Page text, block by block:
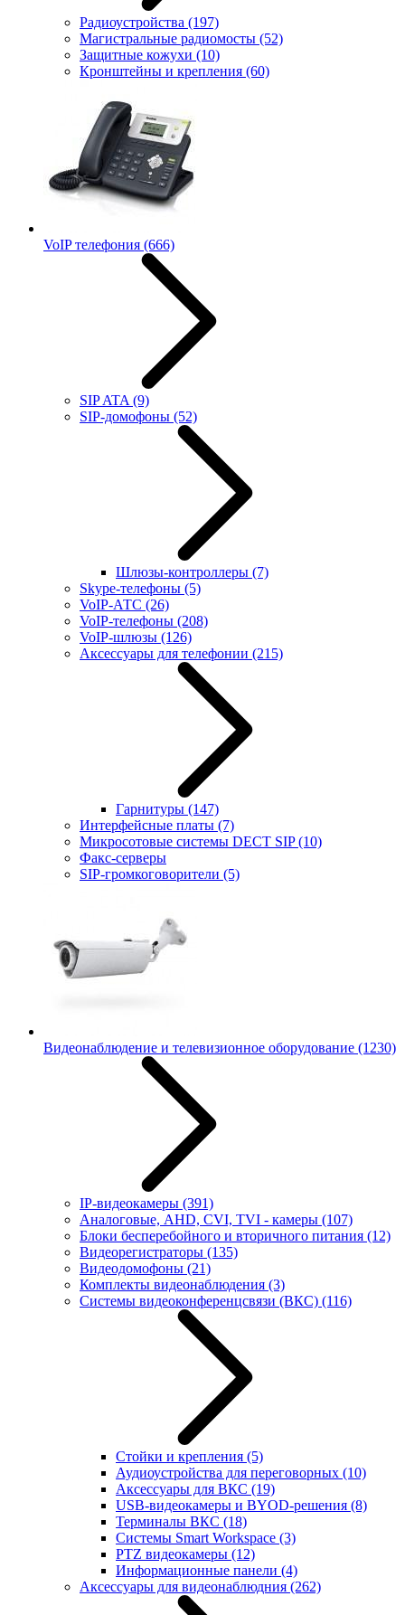
Радиоустройства (197)
Магистральные радиомосты (52)
Защитные кожухи (10)
Кронштейны и крепления (60)
VoIP телефония (666)
SIP ATA (9)
SIP-домофоны (52)
Шлюзы-контроллеры (7)
Skype-телефоны (5)
VoIP-АТС (26)
VoIP-телефоны (208)
VoIP-шлюзы (126)
Аксессуары для телефонии (215)
Гарнитуры (147)
Интерфейсные платы (7)
Микросотовые системы DECT SIP(10)
Факс-серверы
SIP-громкоговорители (5)
Видеонаблюдение и телевизионное оборудование (1230)
IP-видеокамеры (391)
Аналоговые, AHD, CVI, TVI - камеры (107)
Блоки бесперебойного и вторичного питания (12)
Видеорегистраторы (135)
Видеодомофоны (21)
Комплекты видеонаблюдения (3)
Системы видеоконференцсвязи (ВКС) (116)
Стойки и крепления (5)
Аудиоустройства для переговорных (10)
Аксессуары для ВКС (19)
USB-видеокамеры и BYOD-решения (8)
Терминалы ВКС (18)
Системы Smart Workspace (3)
PTZ видеокамеры (12)
Информационные панели (4)
Аксессуары для видеонаблюдния (262)